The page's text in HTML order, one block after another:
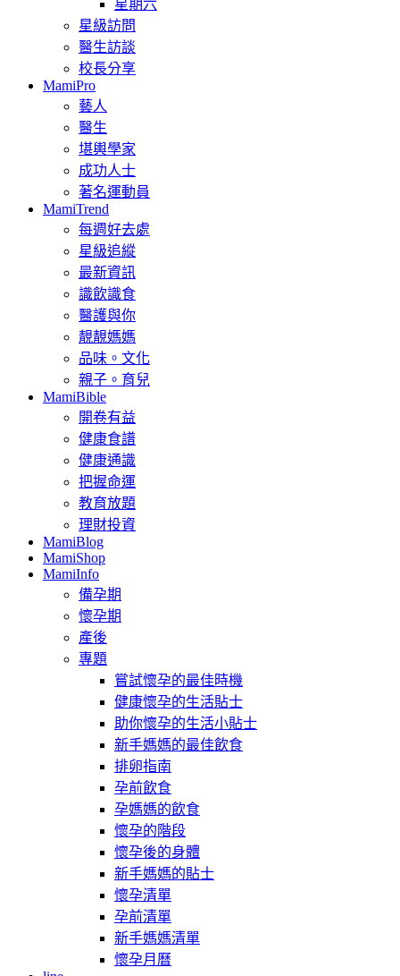
星期六
星級訪問
醫生訪談
校長分享
MamiPro
藝人
醫生
堪輿學家
成功人士
著名運動員
MamiTrend
每週好去處
星級追縱
最新資訊
識飲識食
醫護與你
靚靚媽媽
品味。文化
親子。育兒
MamiBible
開卷有益
健康食譜
健康通識
把握命運
教育放題
理財投資
MamiBlog
MamiShop
MamiInfo
備孕期
懷孕期
產後
專題
嘗試懷孕的最佳時機
健康懷孕的生活貼士
助你懷孕的生活小貼士
新手媽媽的最佳飲食
排卵指南
孕前飲食
孕媽媽的飲食
懷孕的階段
懷孕後的身體
新手媽媽的貼士
懷孕清單
孕前清單
新手媽媽清單
懷孕月曆